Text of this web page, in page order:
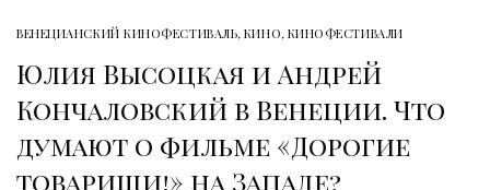
ВЕНЕЦИАНСКИЙ КИНОФЕСТИВАЛЬ, КИНО, КИНОФЕСТИВАЛИ
Юлия Высоцкая и Андрей
Кончаловский в Венеции. Что
думают о фильме «Дорогие
товарищи!» на Западе?